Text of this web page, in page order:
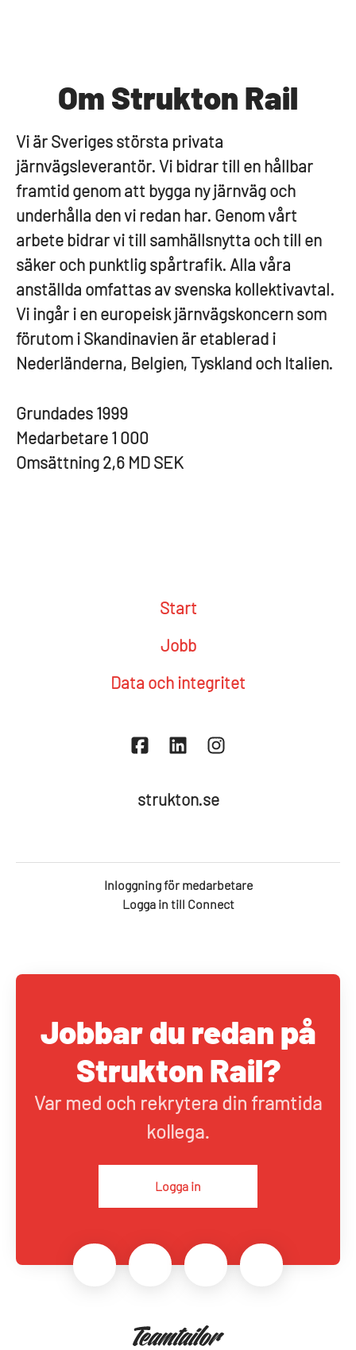
Om Strukton Rail
Vi är Sveriges största privata
järnvägsleverantör. Vi bidrar till en hållbar
framtid genom att bygga ny järnväg och
underhålla den vi redan har. Genom vårt
arbete bidrar vi till samhällsnytta och till en
säker och punktlig spårtrafik. Alla våra
anställda omfattas av svenska kollektivavtal.
Vi ingår i en europeisk järnvägskoncern som
förutom i Skandinavien är etablerad i
Nederländerna, Belgien, Tyskland och Italien.
Grundades 1999
Medarbetare 1 000
Omsättning 2,6 MD SEK
Start
Jobb
Data och integritet
strukton.se
Inloggning för medarbetare
Logga in till Connect
Jobbar du redan på
Strukton Rail?
Var med och rekrytera din framtida
kollega.
Logga in